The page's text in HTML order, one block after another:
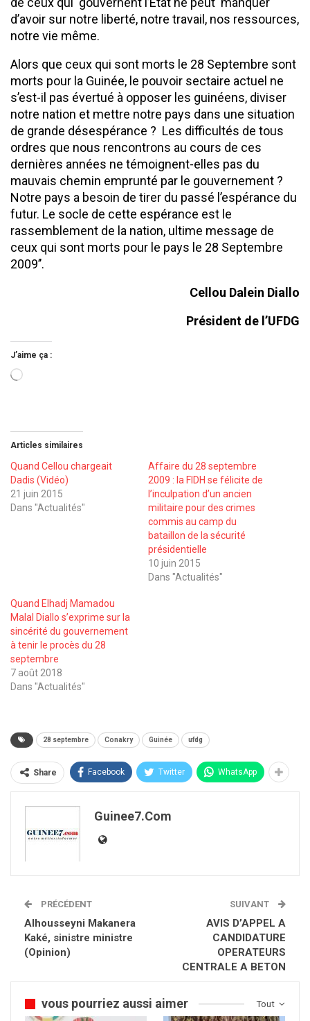
d’avoir sur notre liberté, notre travail, nos ressources,
notre vie même.
Alors que ceux qui sont morts le 28 Septembre sont
morts pour la Guinée, le pouvoir sectaire actuel ne
s’est-il pas évertué à opposer les guinéens, diviser
notre nation et mettre notre pays dans une situation
de grande désespérance ? Les difficultés de tous
ordres que nous rencontrons au cours de ces
dernières années ne témoignent-elles pas du
mauvais chemin emprunté par le gouvernement ?
Notre pays a besoin de tirer du passé l’espérance du
futur. Le socle de cette espérance est le
rassemblement de la nation, ultime message de
ceux qui sont morts pour le pays le 28 Septembre
2009’’.
Cellou Dalein Diallo
Président de l’UFDG
J’aime ça :
Chargement…
Articles similaires
Quand Cellou chargeait
Dadis (Vidéo)
21 juin 2015
Dans "Actualités"
Affaire du 28 septembre
2009 : la FIDH se félicite de
l’inculpation d’un ancien
militaire pour des crimes
commis au camp du
bataillon de la sécurité
présidentielle
10 juin 2015
Dans "Actualités"
Quand Elhadj Mamadou
Malal Diallo s’exprime sur la
sincérité du gouvernement
à tenir le procès du 28
septembre
7 août 2018
Dans "Actualités"
28 septembre Conakry Guinée ufdg
Share Facebook Twitter WhatsApp
Guinee7.com
PRÉCÉDENT
Alhousseyni Makanera
Kaké, sinistre ministre
(Opinion)
SUIVANT
AVIS D’APPEL A
CANDIDATURE
OPERATEURS
CENTRALE A BETON
Tout
vous pourriez aussi aimer